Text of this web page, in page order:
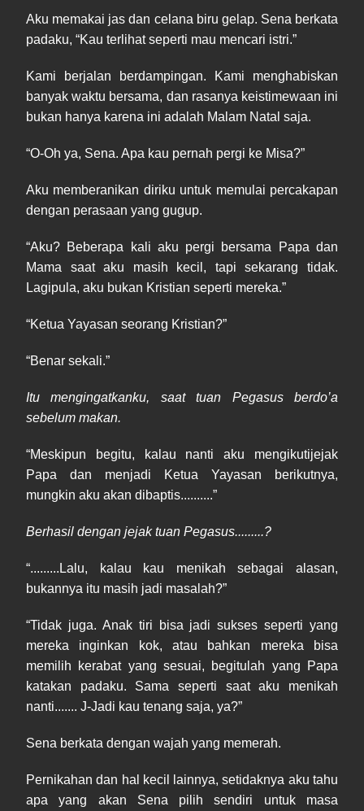
Aku memakai jas dan celana biru gelap. Sena berkata
padaku, “Kau terlihat seperti mau mencari istri.”
Kami berjalan berdampingan. Kami menghabiskan
banyak waktu bersama, dan rasanya keistimewaan ini
bukan hanya karena ini adalah Malam Natal saja.
“O-Oh ya, Sena. Apa kau pernah pergi ke Misa?”
Aku memberanikan diriku untuk memulai percakapan
dengan perasaan yang gugup.
“Aku? Beberapa kali aku pergi bersama Papa dan
Mama saat aku masih kecil, tapi sekarang tidak.
Lagipula, aku bukan Kristian seperti mereka.”
“Ketua Yayasan seorang Kristian?”
“Benar sekali.”
Itu mengingatkanku, saat tuan Pegasus berdo’a
sebelum makan.
“Meskipun begitu, kalau nanti aku mengikutijejak
Papa dan menjadi Ketua Yayasan berikutnya,
mungkin aku akan dibaptis..........”
Berhasil dengan jejak tuan Pegasus.........?
“.........Lalu, kalau kau menikah sebagai alasan,
bukannya itu masih jadi masalah?”
“Tidak juga. Anak tiri bisa jadi sukses seperti yang
mereka inginkan kok, atau bahkan mereka bisa
memilih kerabat yang sesuai, begitulah yang Papa
katakan padaku. Sama seperti saat aku menikah
nanti....... J-Jadi kau tenang saja, ya?”
Sena berkata dengan wajah yang memerah.
Pernikahan dan hal kecil lainnya, setidaknya aku tahu
apa yang akan Sena pilih sendiri untuk masa